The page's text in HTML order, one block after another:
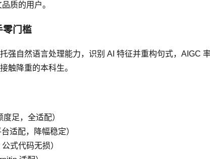
质的用户。
零门槛
强自然语言处理能力，识别 AI 特征并重构句式，
触降重的本科生。
足，全适配）
适配，降幅稳定）
式代码无损）